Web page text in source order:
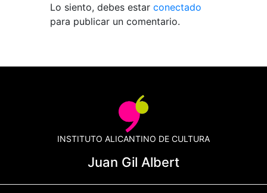
Lo siento, debes estar conectado
para publicar un comentario.
INSTITUTO ALICANTINO DE CULTURA
Juan Gil Albert